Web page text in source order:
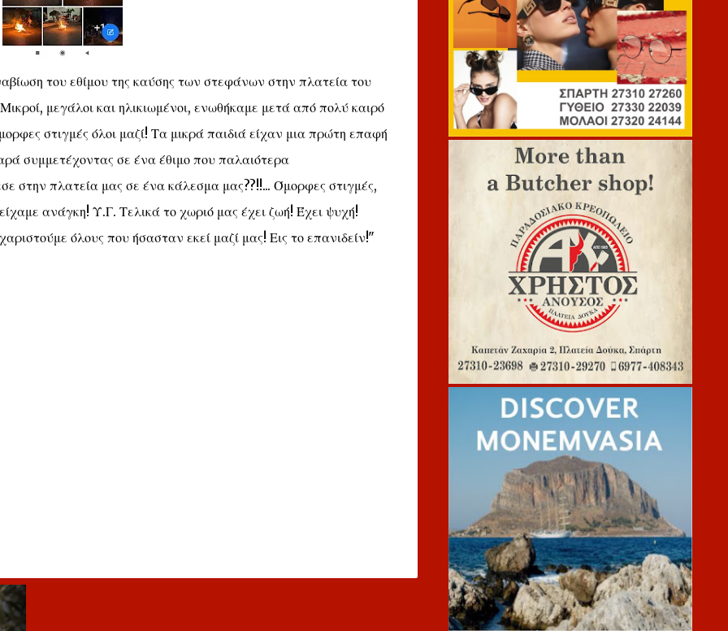
του εθίμου της καύσης των στεφάνων στην πλατεία του
μεγάλοι και ηλικιωμένοι, ενωθήκαμε μετά από πολύ καιρό
στιγμές όλοι μαζί! Τα μικρά παιδιά είχαν μια πρώτη επαφή
συμμετέχοντας σε ένα έθιμο που παλαιότερα
στην πλατεία μας σε ένα κάλεσμα μας??!!... Όμορφες στιγμές,
ανάγκη! Υ.Γ. Τελικά το χωριό μας έχει ζωή! Έχει ψυχή!
όλους που ήσασταν εκεί μαζί μας! Εις το επανιδείν!"